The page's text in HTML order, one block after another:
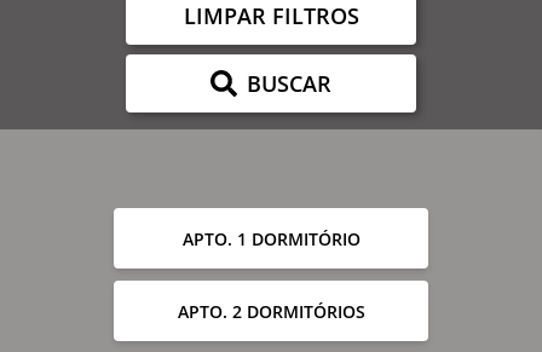
LIMPAR FILTROS
BUSCAR
APTO. 1 DORMITÓRIO
APTO. 2 DORMITÓRIOS